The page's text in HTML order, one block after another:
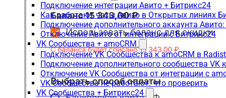
Подключение интеграции Авито + Битрикс24
Как работают чаты Авито в Открытых линиях
Подключение дополнительного аккаунта
Отключение Авито от интеграции с Битрикс24
VK Сообщества + amoCRM
Подключение VK Сообщества к amoCRM в
Подключение дополнительного сообщества VK
Отключение VK Сообщества от интеграции с
VK Сообщества не работают: что проверить
VK Сообщества + Битрикс24